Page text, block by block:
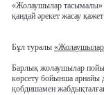
«Жолаушылар тасымалы»
қандай әрекет жасау
Бұл туралы
Барлық жолаушылар
көрсету бойынша арнайы
қобдишамен